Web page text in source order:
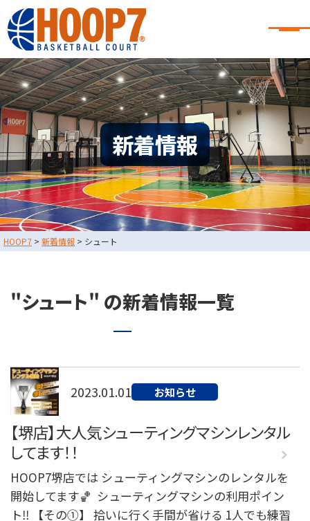
大阪・東大阪・堺のバスケコートレンタル｜HOOP7
大阪・東大阪・堺のバスケコート
レンタル｜HOOP7
HOME
初めての方へ
東大阪店
堺店
大会・イベント情報
HOOPERSスクール
バスケ×BBQ
お知らせ
スタッフブログ
お問い合わせ
利用規約
運営会社情報
採用情報
TEL. 0729-65-6060
コート利用予約
新着情報
HOOP7 > 新着情報 > シュート
"シュート" の新着情報一覧
2023.01.01 お知らせ
【堺店】大人気シューティングマシンレンタル
してます！！
HOOP7堺店では シューティングマシンのレンタルを
開始してます🏀 ⁡ シューティングマシンの利用ポイン
ト‼️ 【その①】 拾いに行く手間が省ける 1人でも練習